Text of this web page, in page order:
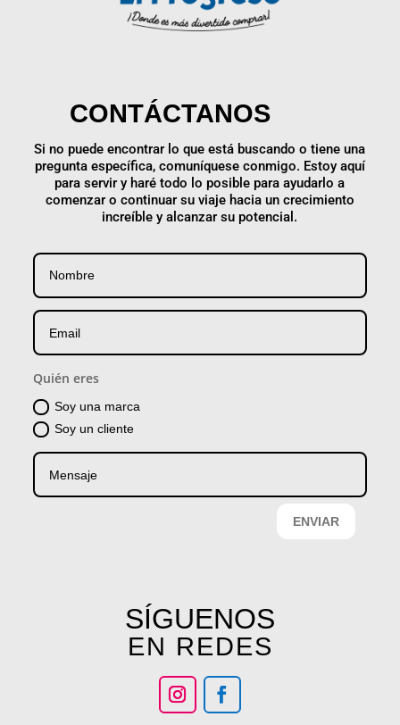
CONTÁCTANOS
Si no puede encontrar lo que está buscando o tiene una
pregunta específica, comuníquese conmigo. Estoy aquí
para servir y haré todo lo posible para ayudarlo a
comenzar o continuar su viaje hacia un crecimiento
increíble y alcanzar su potencial.
Quién eres
Soy una marca
Soy un cliente
ENVIAR
SÍGUENOS
EN REDES